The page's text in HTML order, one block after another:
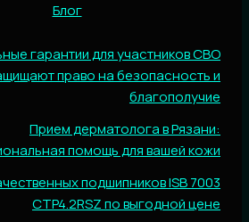
Блог
гарантии для участников СВО
право на безопасность и
благополучие
Прием дерматолога в Рязани:
помощь для вашей кожи
подшипников ISB 7003
CTP4.2RSZ по выгодной цене